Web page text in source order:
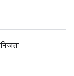
निजता